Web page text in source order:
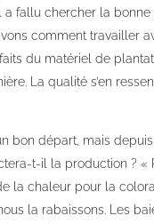
a fallu chercher la
comment travailler
du matériel de
La qualité s’en
bon départ, mais
t-il la production ? «
la chaleur pour la
la rabaissons. Les